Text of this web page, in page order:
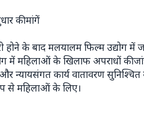
केरल के मशहूर अभिनेता और कॉमेडियन
दुखांत खबर: नवविवाहित महिला ने भोपाल में
सास-ससुर पर लगाया उत्पीड़न का आरोप
की मांगें
होने के बाद मलयालम फिल्म उद्योग
में महिलाओं के खिलाफ अपराधों की
न्यायसंगत कार्य वातावरण
से महिलाओं के लिए।